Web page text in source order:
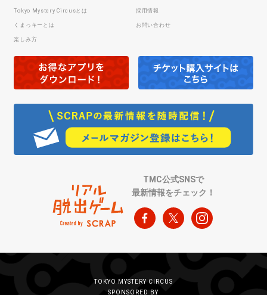
Tokyo Mystery Circusとは
くまっキーとは
楽しみ方
採用情報
お問い合わせ
TMC公式SNSで
最新情報をチェック！
TOKYO MYSTERY CIRCUS
SPONSORED BY